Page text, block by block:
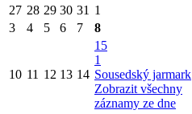
27 28 29 30 31 1
3
4 5 6 7 8
10 11 12 13 14
15
1
Sousedský jarmark
Zobrazit všechny
záznamy ze dne